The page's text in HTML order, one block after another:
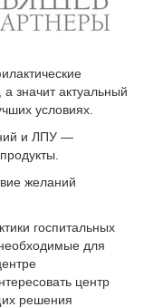
значит актуальный
условиях.
и ЛПУ —
желаний
госпитальных
для
центр
решения